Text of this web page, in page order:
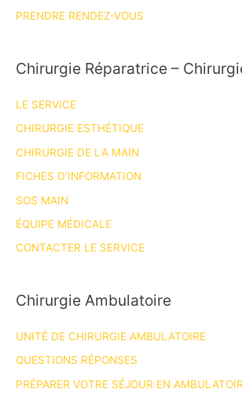
PRENDRE RENDEZ-VOUS
Chirurgie Réparatrice –
LE SERVICE
CHIRURGIE ESTHÉTIQUE
CHIRURGIE DE LA MAIN
FICHES D’INFORMATION
SOS MAIN
ÉQUIPE MÉDICALE
CONTACTER LE SERVICE
Chirurgie Ambulatoire
UNITÉ DE CHIRURGIE AMBULATOIRE
QUESTIONS RÉPONSES
PRÉPARER VOTRE SÉJOUR EN